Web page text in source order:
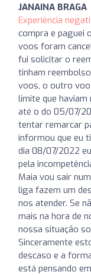
JANAINA BRAGA
Experiência
compra e paguei
voos foram
fui solicitar o
tinham
voos, o outro voo
limite que
até o do 05/07/
tentar remarcar
informou que eu
dia 08/07/2022
pela
Maia vou sair
liga fazem um
nos atender. Se
mais na hora de
nossa situação
Sinceramente
descaso e a
está pensando